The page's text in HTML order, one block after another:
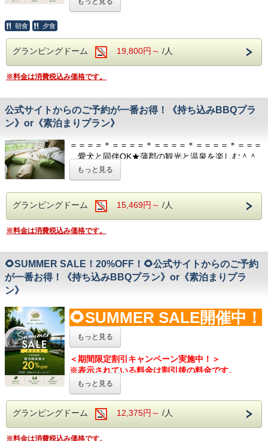
ンセルポリシーに基づきキャンセル料が発生いたし
🐶わんちゃん同伴をご希望のお客様は、ご予約の前
に必ず
ようお願いいたします。
が、清掃には十分配慮しておりますものの、若干の
抜け毛やにおいが残っている場合がございます。
予めご了承ください。
お問合せやよくある質問は公式LINE
から追加！
⇒@glampark
お食事は視覚でも楽しめる、贅沢な「鮑」付きの会
席コースをご用意✨
能ください。
◎ 愛知県産黒毛和牛の最高峰「みかわ牛」をしゃ
ぶしゃぶで
◎ 三河湾で獲れた新鮮な海の幸を御造りで
酒蒸しでお召し上がりいただきます
🐶わんちゃん同伴をご希望のお客様は、
【 こちら ←をご一読のうえ、
ご予約くださいます
ようお願いいたします。
※ペット同伴でないお客様もご宿泊いただけます
抜け毛やにおいが残っている場合がございます。
予めご了承ください。
お問合せやよくある質問は公式LINE
す。
朝食 夕食
グランピングドーム 19,800円～ /人
※料金は消費税込み価格です。
公式サイトからのご予約が一番お得！《持ち込みBBQプラ
ン》or《素泊まりプラン》
＝＝＝＝＊＝＝＝＝＊＝＝＝＝＊＝＝＝＝＊＝＝＝
愛犬と同伴OK★蒲郡の観光と温泉を楽しむ＾＾
自由な食材で楽しむグランピングBBQ
＝＝＝＝＊＝＝＝＝＊＝＝＝＝＊＝＝＝＝＊＝＝＝
みんなでワイワイ、周りを気にせずお楽しみくださ
★☆海を望む“glampark 海陽閣”で、特別なグラン
ピングステイを☆★
お好きな食材を持ち込んで、自由なBBQをお楽しみ
いただけます♪
プレート付きガスコンロをご利用いただけます。
【BBQコンロを使用しない(素泊まり)】を選択した
は調理をしない飲食であればお持ち込み可能。
※電子レンジはご用意しておりません。
◆トング、カトラリー（フォーク・スプーン等）、
お皿、コップ、包丁、まな板は貸出がございます。
◆お鍋・フライパン・その他の調理器具および調味
料はご自身でご用意ください。
◆食材・飲料の持ち込みは自由です。
※コンロ、その他の火器類の持ち込みはご遠慮いた
だいております。
もっと見る
グランピングドーム 15,469円～ /人
※料金は消費税込み価格です。
🌻SUMMER SALE！20%OFF！🌻公式サイトからのご予約
が一番お得！《持ち込みBBQプラン》or《素泊まりプラ
ン》
🌻SUMMER SALE開催中！
🌻
※大人料金のみ対象です
＝＝＝＝＊＝＝＝＝＊＝＝＝＝＊＝＝＝＝＊＝＝＝
愛犬と同伴OK★蒲郡の観光と温泉を楽しむ＾＾
自由な食材で楽しむグランピングBBQ
＝＝＝＝＊＝＝＝＝＊＝＝＝＝＊＝＝＝＝＊＝＝＝
もっと見る
＜期間限定割引キャンペーン実施中！＞
※表示されている料金は割引後の料金です。
​※キャンペーンは予告なく終了する場合がございま
す。
もっと見る
グランピングドーム 12,375円～ /人
※料金は消費税込み価格です。